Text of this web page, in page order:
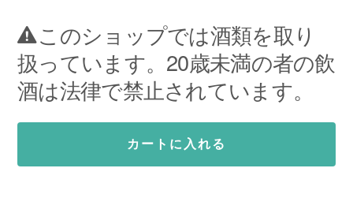
このショップでは酒類を取り
扱っています。20歳未満の者の飲
酒は法律で禁止されています。
カートに入れる